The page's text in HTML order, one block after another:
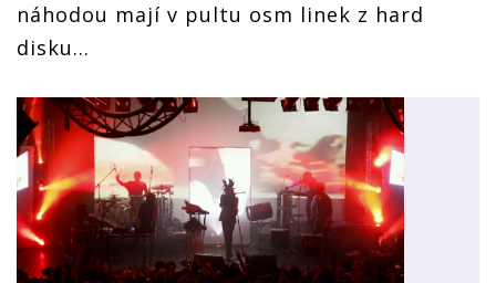
náhodou mají v pultu osm linek z hard
disku...